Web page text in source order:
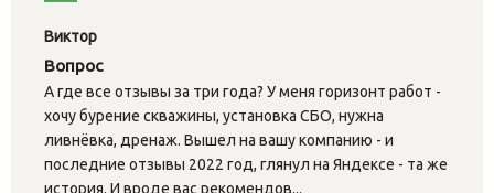
Виктор
Вопрос
А где все отзывы за три года? У меня горизонт работ -
хочу бурение скважины, установка СБО, нужна
ливнёвка, дренаж. Вышел на вашу компанию - и
последние отзывы 2022 год, глянул на Яндексе - та же
история. И вроде вас рекомендов...